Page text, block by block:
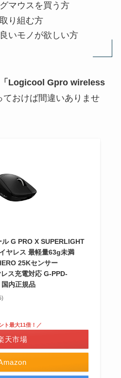
マウスを買う方
り組む方
いモノが欲しい方
「Logicool Gpro wireless
ておけば間違いありませ
G PRO X SUPERLIGHT
ヤレス 最軽量63g未満
25Kセンサー
ス充電対応 G-PPD-
内正規品
ト最大11倍！／
天市場